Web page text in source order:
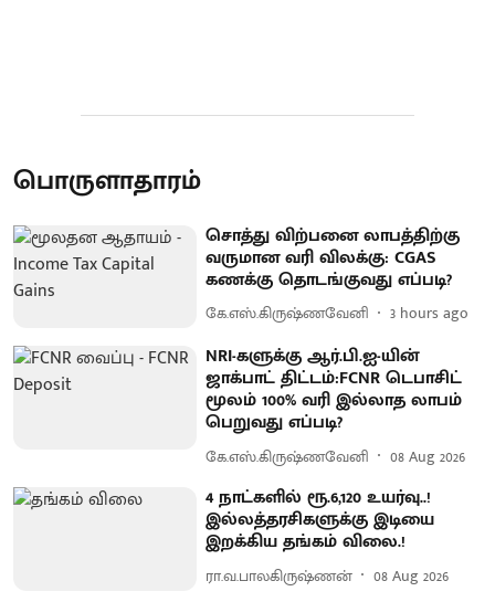
பொருளாதாரம்
சொத்து விற்பனை லாபத்திற்கு
வருமான வரி விலக்கு: CGAS
கணக்கு தொடங்குவது எப்படி?
கே.எஸ்.கிருஷ்ணவேனி 3 hours ago
NRI-களுக்கு ஆர்.பி.ஐ-யின்
ஜாக்பாட் திட்டம்:FCNR டெபாசிட்
மூலம் 100% வரி இல்லாத லாபம்
பெறுவது எப்படி?
கே.எஸ்.கிருஷ்ணவேனி 08 Aug 2026
4 நாட்களில் ரூ.6,120 உயர்வு..!
இல்லத்தரசிகளுக்கு இடியை
இறக்கிய தங்கம் விலை.!
ரா.வ.பாலகிருஷ்ணன் 08 Aug 2026